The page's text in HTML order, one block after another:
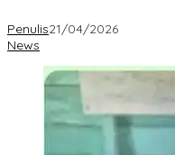
Penulis21/04/2026
News